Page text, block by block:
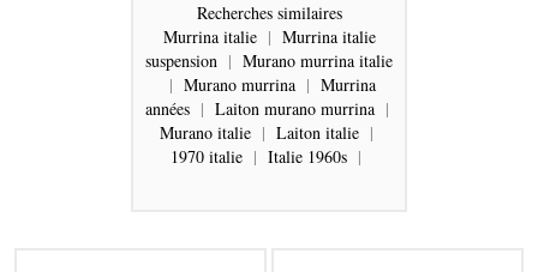
Recherches similaires
Murrina italie | Murrina italie
suspension | Murano murrina italie
| Murano murrina | Murrina
années | Laiton murano murrina |
Murano italie | Laiton italie |
1970 italie | Italie 1960s |